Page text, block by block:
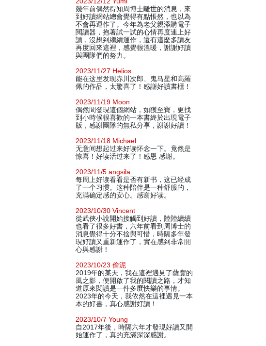
幾年前偶然得知周博士離世的消息，來
到好讀網站總會覺得有點悵然，也以為
不會再運作了。今年為老父親添購電子
閱讀器，抱著試一試的心情再度連上好
讀，沒想到繼續運作，還有這麼多讀友
再度回來這裡，感覺很溫暖，謝謝好讀
與團隊們的努力。
2023/11/27 Helios
能在这里发现赤川次郎、鬼马星和高羅
佩的作品，太驚喜了！感謝好讀書櫃！
2023/11/19 Moon
偶然間發現這個網站，如獲至寶，更找
到小時候很喜歡的一本書終於出現電子
版，感謝團隊的無私分享，謝謝好讀！
2023/11/18 Michael
无意间想起过来好读怀念一下。竟然是
惊喜！好读活过来了！感恩 感谢。
2023/11/5 angsila
每周上好读看看是否有新书，这已经成
了一个习惯。这种陪伴是一种舒服的，
充满确定感的安心。感谢好读。
2023/10/30 Vincent
從武俠小說開始接觸到好讀，陸陸續續
也看了很多好書，六年前看到周博士的
消息覺得十分不捨與可惜，時隔多年發
現好讀又重新運作了，實在感到非常開
心與感謝！
2023/10/23 偷泥
2019年的某天，我在這裡遇見了薩豐的
風之影，便開啟了我的閱讀之路，才知
道原來閱讀是一件多麼快樂的事情。
2023年的今天，我依然在這裡遇見一本
本的好書，真心感謝好讀！
2023/10/7 Young
自2017年後，時隔六年才發現好讀又開
始運作了，真的充滿深深感謝。